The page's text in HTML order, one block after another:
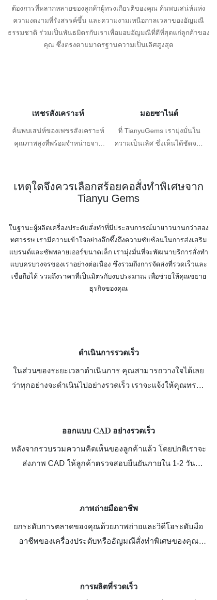
ต้องการที่หลากหลายของลูกค้าผู้ทรงเกียรติของคุณ ค้นพบเสน่ห์แห่ง
ความงดงามที่รังสรรค์ขึ้น และความงามเหนือกาลเวลาของอัญมณี
ธรรมชาติ ร่วมเป็นพันธมิตรกับเราเพื่อมอบอัญมณีที่ดีที่สุดแก่ลูกค้าของ
คุณ ซึ่งตรงตามมาตรฐานความเป็นเลิศสูงสุด
เพชรสังเคราะห์
ค้นพบเสน่ห์ของเพชรสังเคราะห์
คุณภาพสูงที่พร้อมจำหน่ายจาก
สีเหลืองสดใส สีฟ้าสงบ และ
สีชมพูอ่อนละมุน คอลเล็กชั่นพร้
อมจัดส่งของเราช่วยให้คุณมีตัว
สำคัญของคุณ
มอยซาไนต์
ที่ TianyuGems เรามุ่งมั่นใน
ความเป็นเลิศ ซึ่งเห็นได้ชัดจาก
ได้รับการเจียระไนอย่างพิถีพิถัน
เพื่อแสดงความแวววาวที่ดีที่สุด
ของมอยซาไนต์สีของเรา แต่ละ
เม็ดสะท้อนเฉดสีดั้งเดิมโดยไม่มี
การเคลือบใดๆ
เหตุใดจึงควรเลือกสร้อยคอสั่งทำพิเศษจาก
Tianyu Gems
ในฐานะผู้ผลิตเครื่องประดับสั่งทำที่มีประสบการณ์มายาวนานกว่าสอง
ทศวรรษ เรามีความเข้าใจอย่างลึกซึ้งถึงความซับซ้อนในการส่งเสริม
แบรนด์และซัพพลายเออร์ขนาดเล็ก เรามุ่งมั่นที่จะพัฒนาบริการสั่งทำ
แบบครบวงจรของเราอย่างต่อเนื่อง ซึ่งรวมถึงการจัดส่งที่รวดเร็วและ
เชื่อถือได้ รวมถึงราคาที่เป็นมิตรกับงบประมาณ เพื่อช่วยให้คุณขยาย
ธุรกิจของคุณ
ดำเนินการรวดเร็ว
ในส่วนของระยะเวลาดำเนินการ คุณสามารถวางใจได้เลย
ว่าทุกอย่างจะดำเนินไปอย่างรวดเร็ว เราจะแจ้งให้คุณทราบ
ออกแบบ CAD อย่างรวดเร็ว
หลังจากรวบรวมความคิดเห็นของลูกค้าแล้ว โดยปกติเราจะ
ส่งภาพ CAD ให้ลูกค้าตรวจสอบยืนยันภายใน 1-2 วัน
ใดๆ
ภาพถ่ายมืออาชีพ
ยกระดับการตลาดของคุณด้วยภาพถ่ายและวิดีโอระดับมือ
อาชีพของเครื่องประดับหรืออัญมณีสั่งทำพิเศษของคุณ
การผลิตที่รวดเร็ว